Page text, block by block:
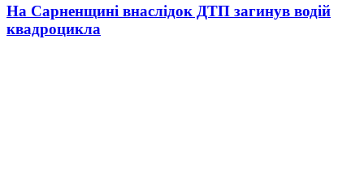
На Сарненщині внаслідок ДТП загинув водій
квадроцикла